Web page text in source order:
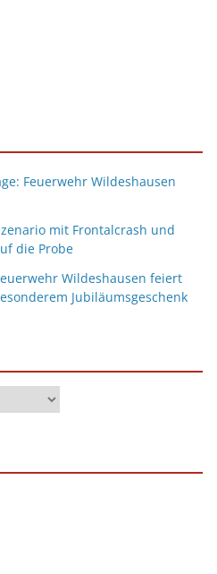
Feuerwehr Wildeshausen
mit Frontalcrash und
die Probe
Wildeshausen feiert
Jubiläumsgeschenk